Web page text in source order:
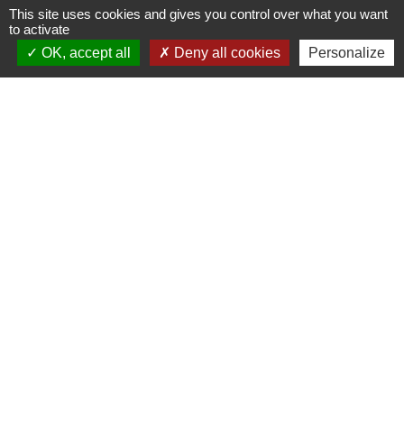
Liens
↪️ CAF
This site uses cookies and gives you control over what you want
to activate
OK, accept all
Deny all cookies Personalize